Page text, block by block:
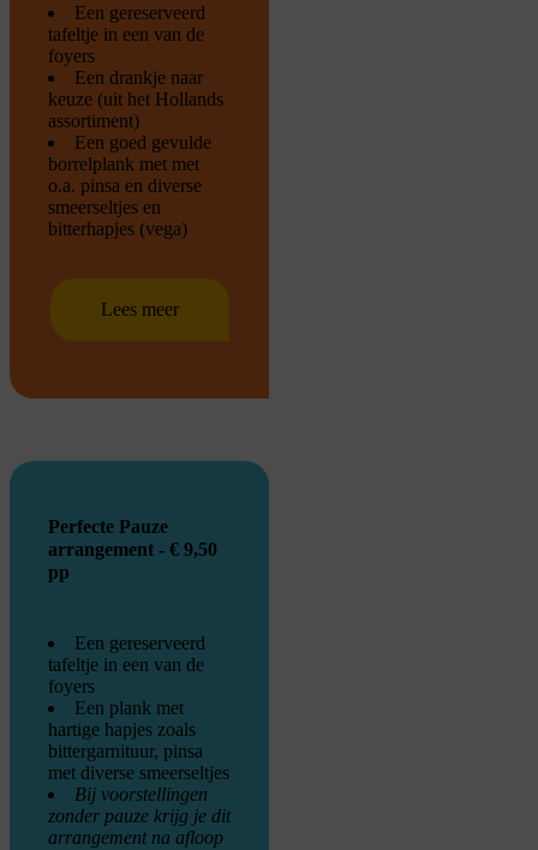
Een gereserveerd
tafeltje in een van de
foyers
Een drankje naar
keuze (uit het Hollands
assortiment)
Een goed gevulde
borrelplank met met
o.a. pinsa en diverse
smeerseltjes en
bitterhapjes (vega)
Lees meer
Perfecte Pauze
arrangement - € 9,50
pp
Een gereserveerd
tafeltje in een van de
foyers
Een plank met
hartige hapjes zoals
bittergarnituur, pinsa
met diverse smeerseltjes
Bij voorstellingen
zonder pauze krijg je dit
arrangement na afloop